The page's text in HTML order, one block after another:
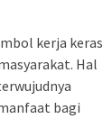
kerja keras
Hal
bagi